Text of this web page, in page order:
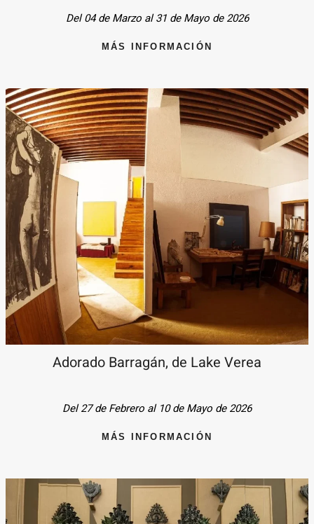
Del 04 de Marzo al 31 de Mayo de 2026
MÁS INFORMACIÓN
Adorado Barragán, de Lake Verea
Del 27 de Febrero al 10 de Mayo de 2026
MÁS INFORMACIÓN